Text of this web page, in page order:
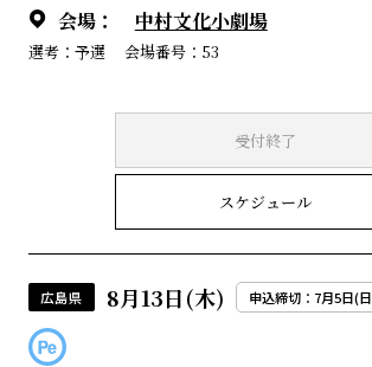
会場： 中村文化小劇場
選考：予選 会場番号：53
受付終了
スケジュール
広島県 8月13日(木) 申込締切：7月5日(